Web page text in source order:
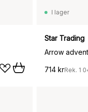
I lager
Star Trading
Arrow
714 krRek. 1